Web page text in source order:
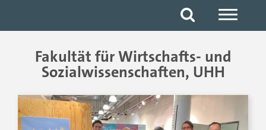
Fakultät für Wirtschafts- und
Sozialwissenschaften, UHH